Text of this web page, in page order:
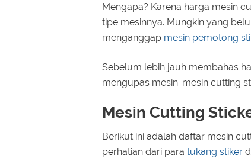
Mengapa? Karena harga mesin
tipe mesinnya. Mungkin yang
menganggap mesin pemotong
Sebelum lebih jauh membahas
mengupas mesin-mesin cutting
Mesin Cutting
Berikut ini adalah daftar mesin
perhatian dari para tukang stiker